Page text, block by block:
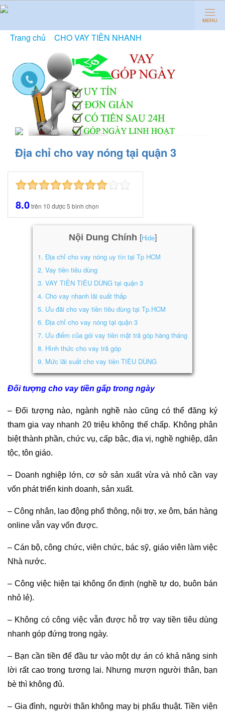
Trang chủ CHO VAY TIỀN NHANH
Địa chỉ cho vay nóng tại quận 3
8.0trên 10 được5 bình chọn
Nội Dung Chính [Hide]
1. Địa chỉ cho vay nóng uy tín tại Tp HCM
2. Vay tiền tiêu dùng
3. VAY TIỀN TIÊU DÙNG tại quận 3
4. Cho vay nhanh lãi suất thấp
5. Ưu đãi cho vay tiền tiêu dùng tại Tp.HCM
6. Địa chỉ cho vay nóng tại quận 3
7. Ưu điểm của gói vay tiền mặt trả góp hàng tháng
8. Hình thức cho vay trả góp
9. Mức lãi suất cho vay tiền TIÊU DÙNG
Đối tượng cho vay tiền gấp trong ngày
– Đối tượng nào, ngành nghề nào cũng có thể đăng ký
tham gia vay nhanh 20 triệu không thế chấp. Không phân
biệt thành phần, chức vụ, cấp bậc, địa vị, nghề nghiệp, dân
tộc, tôn giáo.
– Doanh nghiệp lớn, cơ sở sản xuất vừa và nhỏ cần vay
vốn phát triển kinh doanh, sản xuất.
– Công nhân, lao động phổ thông, nội trợ, xe ôm, bán hàng
online vẫn vay vốn được.
– Cán bộ, công chức, viên chức, bác sỹ, giáo viên làm việc
Nhà nước.
– Công việc hiện tại không ổn định (nghề tự do, buôn bán
nhỏ lẻ).
– Không có công việc vẫn được hỗ trợ vay tiền tiêu dùng
nhanh góp đứng trong ngày.
– Bạn cần tiền để đầu tư vào một dự án có khả năng sinh
lời rất cao trong tương lai. Nhưng mượn người thân, bạn
bè thì không đủ.
– Gia đình, người thân không may bị phẩu thuật. Tiền viện